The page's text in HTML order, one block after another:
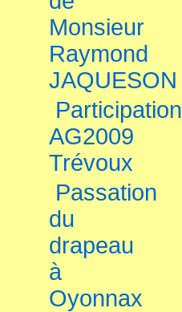
Monsieur
Raymond
JAQUESON
Participation
AG2009
Trévoux
Passation
du
drapeau
à
Oyonnax